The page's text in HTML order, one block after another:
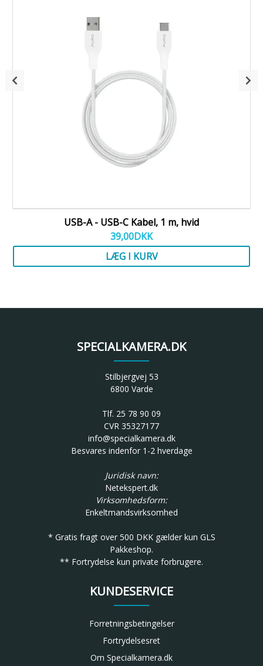
USB-A - USB-C Kabel, 1 m, hvid
39,00DKK
LÆG I KURV
SPECIALKAMERA.DK
Stilbjergvej 53
6800 Varde
Tlf. 25 78 90 09
CVR 35327177
info@specialkamera.dk
Besvares indenfor 1-2 hverdage
Juridisk navn:
Netekspert.dk
Virksomhedsform:
Enkeltmandsvirksomhed
* Gratis fragt over 500 DKK gælder kun GLS
Pakkeshop.
** Fortrydelse kun private forbrugere.
KUNDESERVICE
Forretningsbetingelser
Fortrydelsesret
Om Specialkamera.dk